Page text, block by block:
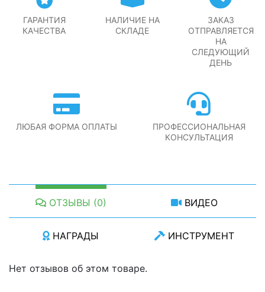
ГАРАНТИЯ
КАЧЕСТВА
НАЛИЧИЕ НА
СКЛАДЕ
ЗАКАЗ
ОТПРАВЛЯЕТСЯ
НА
СЛЕДУЮЩИЙ
ДЕНЬ
ЛЮБАЯ ФОРМА ОПЛАТЫ
ПРОФЕССИОНАЛЬНАЯ
КОНСУЛЬТАЦИЯ
ОТЗЫВЫ (0) ВИДЕО
НАГРАДЫ ИНСТРУМЕНТ
Нет отзывов об этом товаре.